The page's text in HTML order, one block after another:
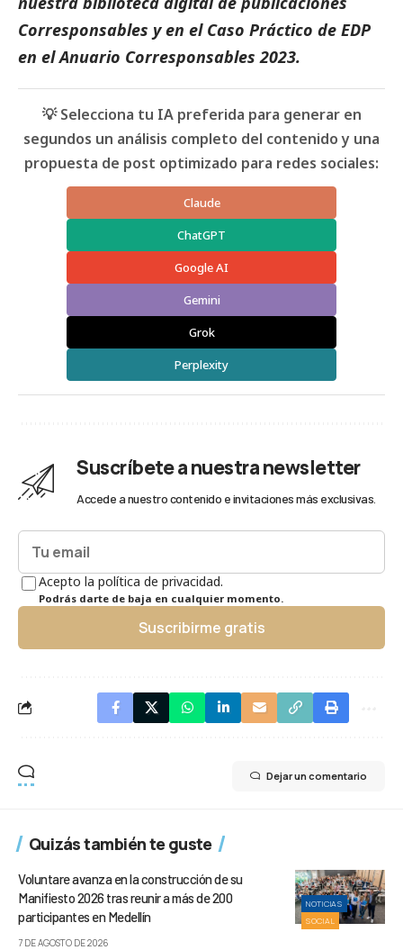
Corresponsables y en el Caso Práctico de EDP
en elAnuario Corresponsables 2023.
💡 Selecciona tu IA preferida para generar en
segundos un análisis completo del contenido y una
propuesta de post optimizado para redes sociales:
Claude
ChatGPT
Google AI
Gemini
Grok
Perplexity
Suscríbete a nuestra newsletter
Accede a nuestro contenido e invitaciones más exclusivas.
Acepto la política de privacidad.
Podrás darte de baja en cualquier momento.
Suscribirme gratis
Dejar un comentario
Quizás también te guste
NOTICIAS
SOCIAL
Voluntare avanza en la construcción de su
Manifiesto 2026 tras reunir a más de 200
participantes en Medellín
7 DE AGOSTO DE 2026